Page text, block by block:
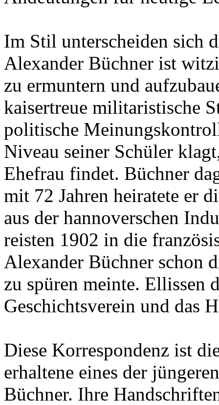
Im Stil unterscheiden sich
Alexander Büchner ist
zu ermuntern und
kaisertreue militaristische
politische
Niveau seiner Schüler
Ehefrau findet. Büchner
mit 72 Jahren heiratete er
aus der hannoverschen
reisten 1902 in die
Alexander Büchner schon
zu spüren meinte. Ellissen
Geschichtsverein und das
Diese Korrespondenz ist
erhaltene eines der
Büchner. Ihre